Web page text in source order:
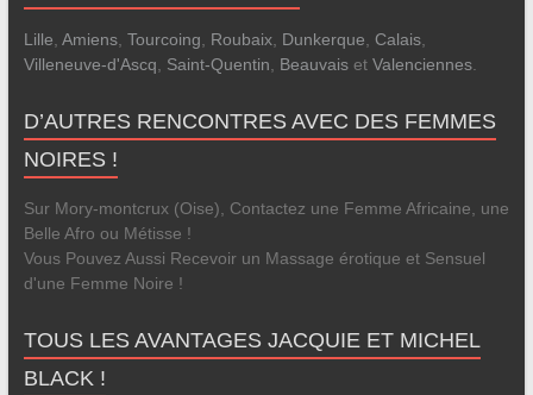
Lille Amiens, Tourcoing Roubaix, Dunkerque Calais,
Villeneuve-d'Ascq
Saint-Quentin Beauvaiset Valenciennes.
D’AUTRES RENCONTRES AVEC DES FEMMES
NOIRES !
Sur Mory-montcrux (Oise), Contactez une Femme Africaine, une
Belle Afro ou Métisse !
Vous Pouvez Aussi Recevoir un Massage érotique et Sensuel
d'une Femme Noire !
TOUS LES AVANTAGES JACQUIE ET MICHEL
BLACK !